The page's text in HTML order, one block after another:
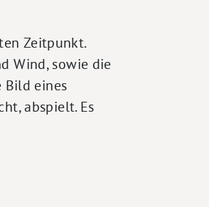
Zeitpunkt.
Wind, sowie die
Bild eines
abspielt. Es